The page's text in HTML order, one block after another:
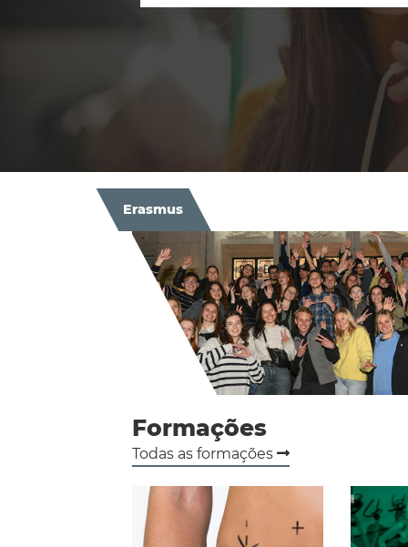
Erasmus
Formações
Todas as formações